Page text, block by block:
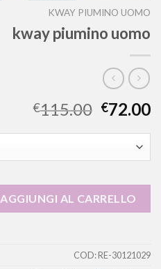
KWAY PIUMINO UOMO
kway piumino uomo
€115.00 €72.00
AGGIUNGI AL CARRELLO
COD:RE-30121029